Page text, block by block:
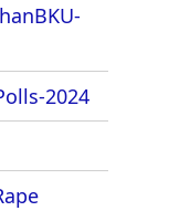
2024